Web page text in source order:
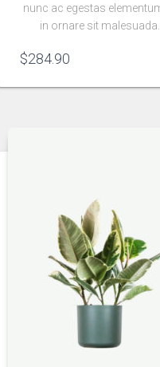
nunc ac egestas
in ornare sit malesuada.
$284.90